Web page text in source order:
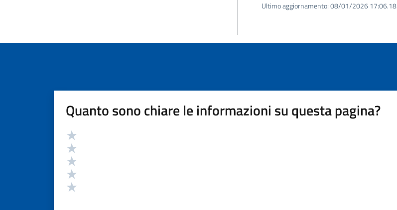
Ultimo aggiornamento:08/01/2026 17:06.18
Quanto sono chiare le informazioni su questa pagina?
Valutazione